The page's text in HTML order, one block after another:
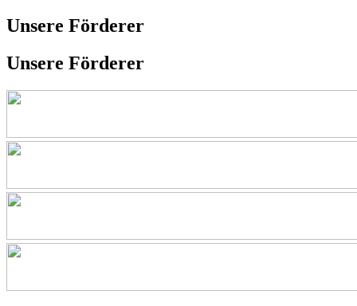
Unsere Förderer
Unsere Förderer